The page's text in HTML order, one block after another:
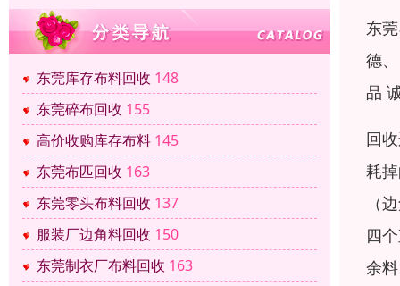
东莞库存布料回收 148
东莞碎布回收 155
高价收购库存布料 145
东莞布匹回收 163
东莞零头布料回收 137
服装厂边角料回收 150
东莞制衣厂布料回收 163
东
德
品
回
耗
（
四
余